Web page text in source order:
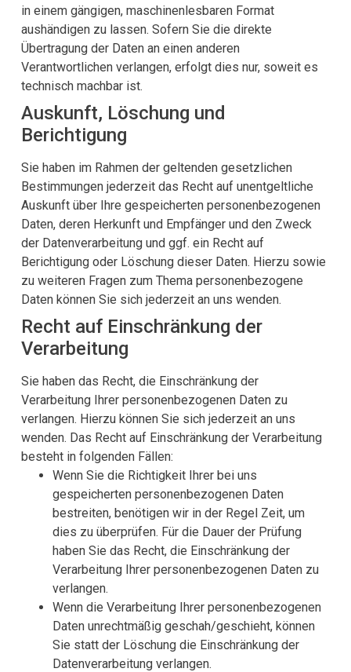
in einem gängigen, maschinenlesbaren Format
aushändigen zu lassen. Sofern Sie die direkte
Übertragung der Daten an einen anderen
Verantwortlichen verlangen, erfolgt dies nur, soweit es
technisch machbar ist.
Auskunft, Löschung und
Berichtigung
Sie haben im Rahmen der geltenden gesetzlichen
Bestimmungen jederzeit das Recht auf unentgeltliche
Auskunft über Ihre gespeicherten personenbezogenen
Daten, deren Herkunft und Empfänger und den Zweck
der Datenverarbeitung und ggf. ein Recht auf
Berichtigung oder Löschung dieser Daten. Hierzu sowie
zu weiteren Fragen zum Thema personenbezogene
Daten können Sie sich jederzeit an uns wenden.
Recht auf Einschränkung der
Verarbeitung
Sie haben das Recht, die Einschränkung der
Verarbeitung Ihrer personenbezogenen Daten zu
verlangen. Hierzu können Sie sich jederzeit an uns
wenden. Das Recht auf Einschränkung der Verarbeitung
besteht in folgenden Fällen:
Wenn Sie die Richtigkeit Ihrer bei uns
gespeicherten personenbezogenen Daten
bestreiten, benötigen wir in der Regel Zeit, um
dies zu überprüfen. Für die Dauer der Prüfung
haben Sie das Recht, die Einschränkung der
Verarbeitung Ihrer personenbezogenen Daten zu
verlangen.
Wenn die Verarbeitung Ihrer personenbezogenen
Daten unrechtmäßig geschah/geschieht, können
Sie statt der Löschung die Einschränkung der
Datenverarbeitung verlangen.